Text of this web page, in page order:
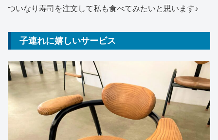
ついなり寿司を注文して私も食べてみたいと思います♪
子連れに嬉しいサービス